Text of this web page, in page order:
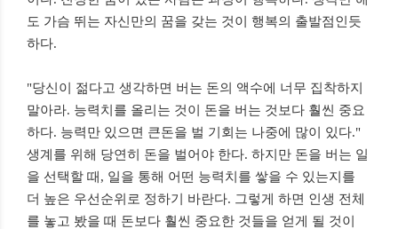
도 가슴 뛰는 자신만의 꿈을 갖는 것이 행복의 출발점인듯
하다.
"당신이 젊다고 생각하면 버는 돈의 액수에 너무 집착하지
말아라. 능력치를 올리는 것이 돈을 버는 것보다 훨씬 중요
하다. 능력만 있으면 큰돈을 벌 기회는 나중에 많이 있다."
생계를 위해 당연히 돈을 벌어야 한다. 하지만 돈을 버는 일
을 선택할 때, 일을 통해 어떤 능력치를 쌓을 수 있는지를
더 높은 우선순위로 정하기 바란다. 그렇게 하면 인생 전체
를 놓고 봤을 때 돈보다 훨씬 중요한 것들을 얻게 될 것이